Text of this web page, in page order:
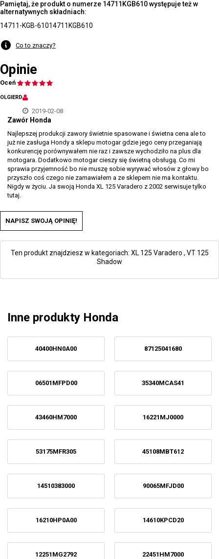
Pamiętaj, że produkt o numerze 14711KGB610 występuje też w
alternatywnych składniach:
14711-KGB-61014711KGB610
Co to znaczy?
Opinie
Oceń
OLGIERD
2019-02-08
Zawór Honda
Najlepszej produkcji zawory świetnie spasowane i świetna cena ale to
już nie zasługa Hondy a sklepu motogar gdzie jego ceny przeganiają
konkurencję porównywałem nie raz i zawsze wychodziło na plus dla
motogara. Dodatkowo motogar cieszy się świetną obsługą. Co mi
sprawia przyjemność bo nie muszę sobie wyrywać włosów z głowy bo
przyszło coś czego nie zamawiałem a ze sklepem nie ma kontaktu.
Nigdy w życiu. Ja swoją Honda XL 125 Varadero z 2002 serwisuje tylko
tutaj.
NAPISZ SWOJĄ OPINIĘ!
Ten produkt znajdziesz w kategoriach: XL 125 Varadero , VT 125
Shadow
Inne produkty Honda
40400HN0A00 87125041680
06501MFPD00 35340MCAS41
43460HM7000 16221MJ0000
53175MFR305 45108MBT612
14510383000 90065MFJD00
16210HP0A00 14610KPCD20
12251MG2792 22451HM7000